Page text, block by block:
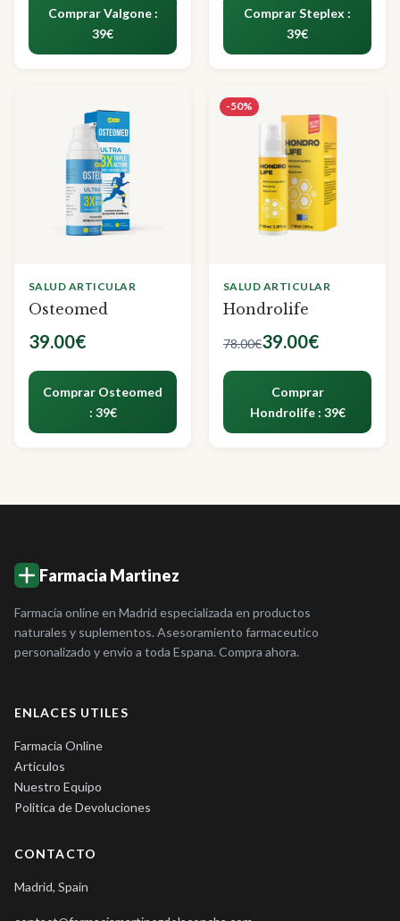
Comprar Valgone :
39€
Comprar Steplex :
39€
SALUD ARTICULAR
Osteomed
39.00€
Comprar Osteomed
: 39€
-50%
SALUD ARTICULAR
Hondrolife
78.00€39.00€
Comprar
Hondrolife : 39€
Farmacia Martinez
Farmacia online en Madrid especializada en productos
naturales y suplementos. Asesoramiento farmaceutico
personalizado y envio a toda Espana. Compra ahora.
ENLACES UTILES
Farmacia Online
Articulos
Nuestro Equipo
Politica de Devoluciones
CONTACTO
Madrid, Spain